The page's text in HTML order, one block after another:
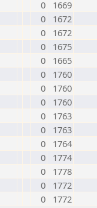
0
1669
0
1672
0
1672
0
1675
0
1665
0
1760
0
1760
0
1760
0
1763
0
1763
0
1764
0
1774
0
1778
0
1772
0 1772